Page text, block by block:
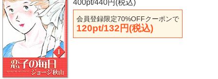
400pt/440円(税込)
会員登録限定70%OFFクーポンで
120pt/132円(税込)